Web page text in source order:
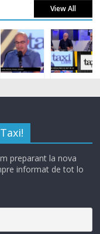
View All
preparant la nova
informat de tot lo